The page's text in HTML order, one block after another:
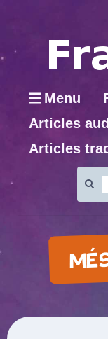
Menu
Articles
Articles
: